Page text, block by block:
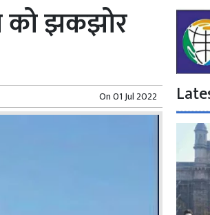
को झकझोर
On01 Jul 2022